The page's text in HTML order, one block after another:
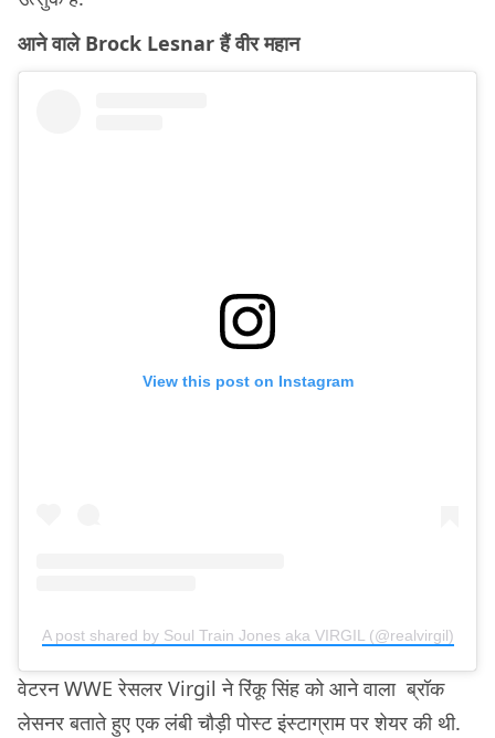
आने वाले Brock Lesnar हैं वीर महान
View this post on Instagram
A post shared by Soul Train Jones aka VIRGIL (@realvirgil)
वेटरन WWE रेसलर Virgil ने रिंकू सिंह को आने वाला ब्रॉक
लेसनर बताते हुए एक लंबी चौड़ी पोस्ट इंस्टाग्राम पर शेयर की थी.